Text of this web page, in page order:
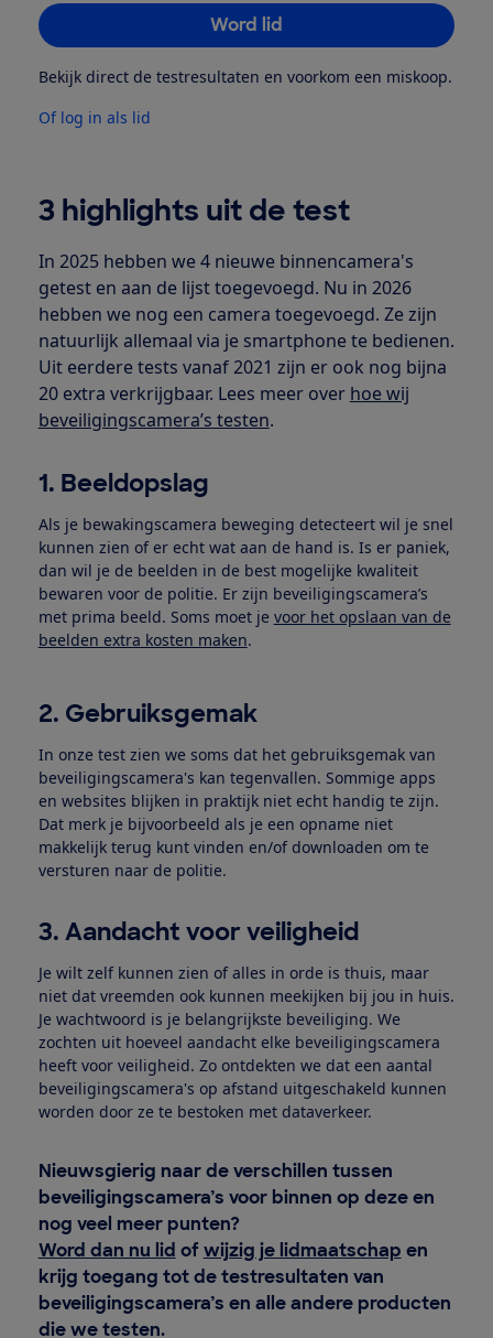
Word lid
Bekijk direct de testresultaten en voorkom een miskoop.
Of log in als lid
3 highlights uit de test
In 2025 hebben we 4 nieuwe binnencamera's
getest en aan de lijst toegevoegd. Nu in 2026
hebben we nog een camera toegevoegd. Ze zijn
natuurlijk allemaal via je smartphone te bedienen.
Uit eerdere tests vanaf 2021 zijn er ook nog bijna
20 extra verkrijgbaar. Lees meer over hoe wij
beveiligingscamera’s testen.
1. Beeldopslag
Als je bewakingscamera beweging detecteert wil je snel
kunnen zien of er echt wat aan de hand is. Is er paniek,
dan wil je de beelden in de best mogelijke kwaliteit
bewaren voor de politie. Er zijn beveiligingscamera’s
met prima beeld. Soms moet je voor het opslaan van de
beelden extra kosten maken.
2. Gebruiksgemak
In onze test zien we soms dat het gebruiksgemak van
beveiligingscamera's kan tegenvallen. Sommige apps
en websites blijken in praktijk niet echt handig te zijn.
Dat merk je bijvoorbeeld als je een opname niet
makkelijk terug kunt vinden en/of downloaden om te
versturen naar de politie.
3. Aandacht voor veiligheid
Je wilt zelf kunnen zien of alles in orde is thuis, maar
niet dat vreemden ook kunnen meekijken bij jou in huis.
Je wachtwoord is je belangrijkste beveiliging. We
zochten uit hoeveel aandacht elke beveiligingscamera
heeft voor veiligheid. Zo ontdekten we dat een aantal
beveiligingscamera's op afstand uitgeschakeld kunnen
worden door ze te bestoken met dataverkeer.
Nieuwsgierig naar de verschillen tussen
beveiligingscamera’s voor binnen op deze en
nog veel meer punten?
Word dan nu lid of wijzig je lidmaatschap en
krijg toegang tot de testresultaten van
beveiligingscamera’s en alle andere producten
die we testen.